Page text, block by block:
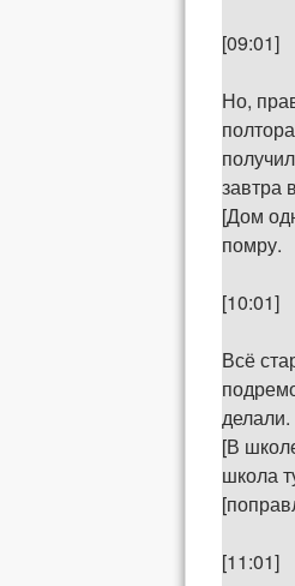
[09:01]
Но,
завтра
[Дом
помру.
[10:01]
Всё
делали.
[В
школа
[11:01]